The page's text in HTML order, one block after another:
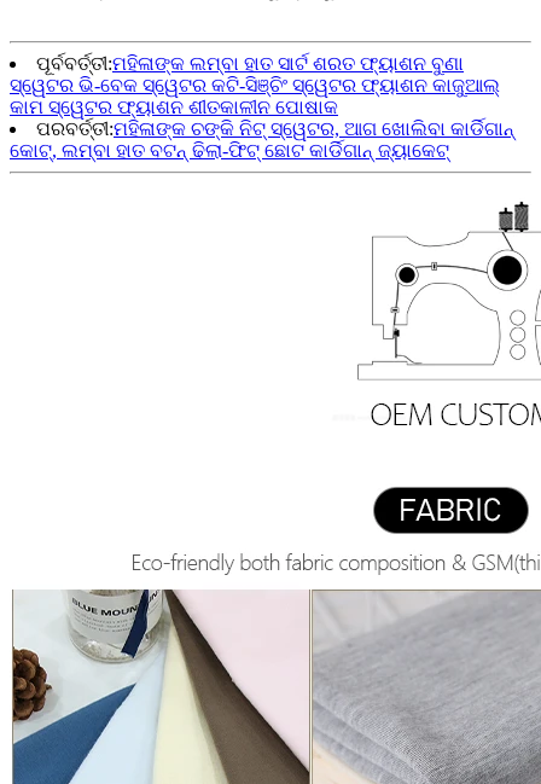
ପୂର୍ବବର୍ତ୍ତୀ:ମହିଳାଙ୍କ ଲମ୍ବା ହାତ ସାର୍ଟ ଶରତ ଫ୍ୟାଶନ ବୁଣା
ସ୍ୱେଟର ଭି-ବେକ ସ୍ୱେଟର କଟି-ସିଞ୍ଚିଂ ସ୍ୱେଟର ଫ୍ୟାଶନ କାଜୁଆଲ୍
କାମ ସ୍ୱେଟର ଫ୍ୟାଶନ ଶୀତକାଳୀନ ପୋଷାକ
ପରବର୍ତ୍ତୀ:ମହିଳାଙ୍କ ଚଙ୍କି ନିଟ୍ ସ୍ୱେଟର, ଆଗ ଖୋଲିବା କାର୍ଡିଗାନ୍
କୋଟ୍, ଲମ୍ବା ହାତ ବଟନ୍ ଢିଲା-ଫିଟ୍ ଛୋଟ କାର୍ଡିଗାନ୍ ଜ୍ୟାକେଟ୍